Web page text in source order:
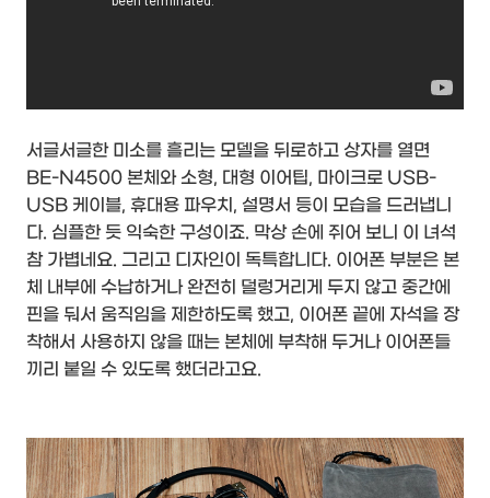
서글서글한 미소를 흘리는 모델을 뒤로하고 상자를 열면
BE-N4500 본체와 소형, 대형 이어팁, 마이크로 USB-
USB 케이블, 휴대용 파우치, 설명서 등이 모습을 드러냅니
다. 심플한 듯 익숙한 구성이죠. 막상 손에 쥐어 보니 이 녀석
참 가볍네요. 그리고 디자인이 독특합니다. 이어폰 부분은 본
체 내부에 수납하거나 완전히 덜렁거리게 두지 않고 중간에
핀을 둬서 움직임을 제한하도록 했고, 이어폰 끝에 자석을 장
착해서 사용하지 않을 때는 본체에 부착해 두거나 이어폰들
끼리 붙일 수 있도록 했더라고요.